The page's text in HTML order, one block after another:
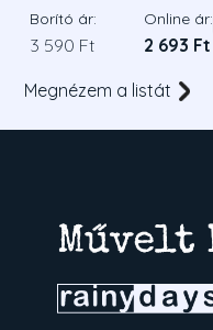
Borító ár:
3 590 Ft
Online ár:
2 693 Ft
Megnézem a listát